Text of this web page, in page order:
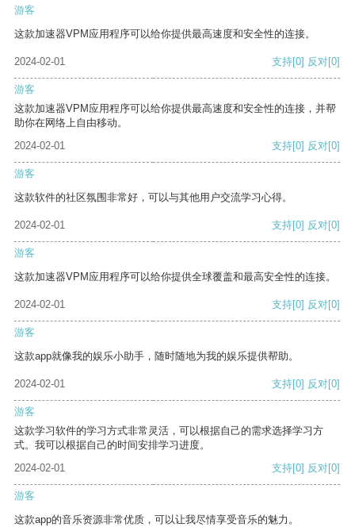
游客
这款加速器VPM应用程序可以给你提供最高速度和安全性的连接。
2024-02-01 支持[0] 反对[0]
游客
这款加速器VPM应用程序可以给你提供最高速度和安全性的连接，并帮
助你在网络上自由移动。
2024-02-01
支持[0] 反对[0]
游客
这款软件的社区氛围非常好，可以与其他用户交流学习心得。
2024-02-01 支持[0] 反对[0]
游客
这款加速器VPM应用程序可以给你提供全球覆盖和最高安全性的连接。
2024-02-01 支持[0] 反对[0]
游客
这款app就像我的娱乐小助手，随时随地为我的娱乐提供帮助。
2024-02-01 支持[0] 反对[0]
游客
这款学习软件的学习方式非常灵活，可以根据自己的需求选择学习方
式。我可以根据自己的时间安排学习进度。
2024-02-01
支持[0] 反对[0]
游客
这款app的音乐资源非常优质，可以让我尽情享受音乐的魅力。